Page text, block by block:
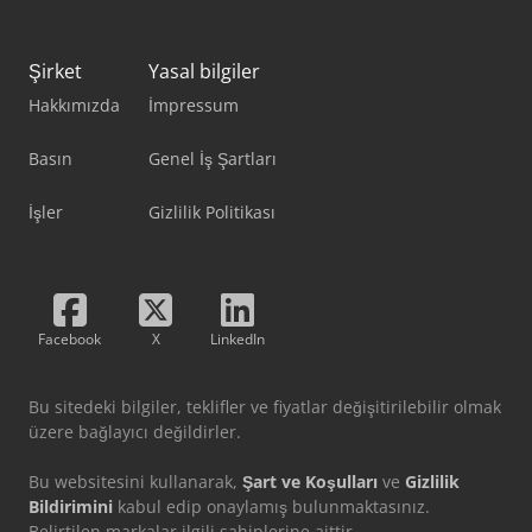
Şirket
Hakkımızda
Basın
İşler
Yasal bilgiler
İmpressum
Genel İş Şartları
Gizlilik Politikası
Facebook X LinkedIn
Bu sitedeki bilgiler, teklifler ve fiyatlar değişitirilebilir olmak
üzere bağlayıcı değildirler.
Bu websitesini kullanarak, Şart ve Koşulları ve Gizlilik
Bildirimini kabul edip onaylamış bulunmaktasınız.